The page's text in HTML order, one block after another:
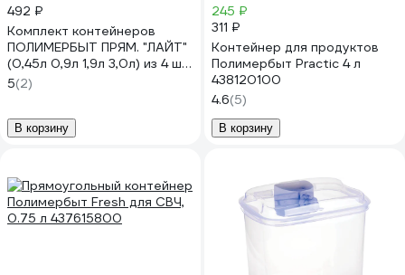
492 ₽
Комплект контейнеров
ПОЛИМЕРБЫТ ПРЯМ. "ЛАЙТ"
(0,45л 0,9л 1,9л 3,0л) из 4 шт
СВЧ 4355600 435560000
5(2)
В корзину
245 ₽
311 ₽
Контейнер для продуктов
Полимербыт Practic 4 л
438120100
4.6(5)
В корзину